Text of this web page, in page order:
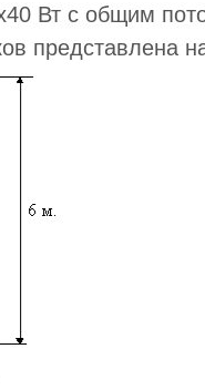
Вт с общим
представлена